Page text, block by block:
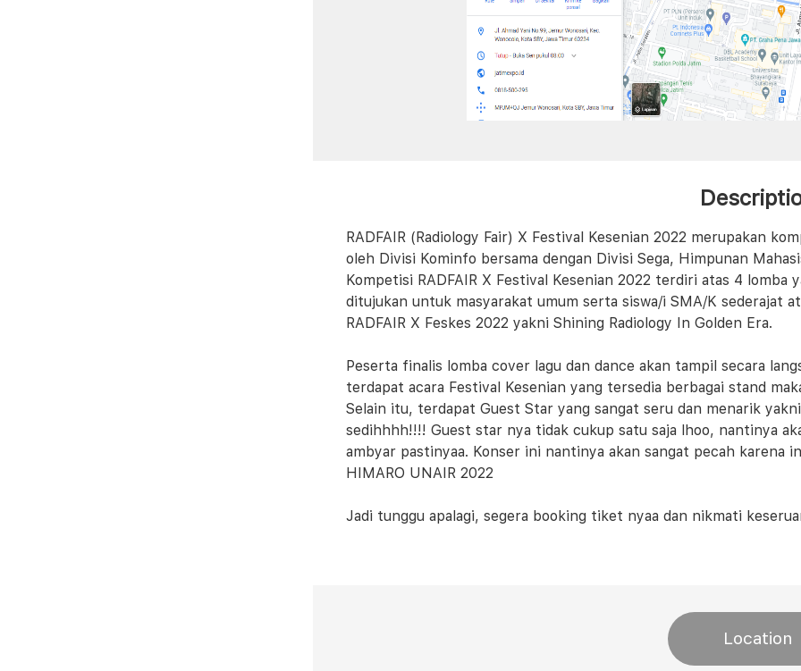
RADFAIR (Radiology Fair) X Festival Kesenian 2022 merupakan
oleh Divisi Kominfo bersama dengan Divisi Sega, Himpunan
Kompetisi RADFAIR X Festival Kesenian 2022 terdiri atas 4 lomba
ditujukan untuk masyarakat umum serta siswa/i SMA/K sederajat
RADFAIR X Feskes 2022 yakni Shining Radiology In Golden Era.
Peserta finalis lomba cover lagu dan dance akan tampil secara
terdapat acara Festival Kesenian yang tersedia berbagai stand
Selain itu, terdapat Guest Star yang sangat seru dan menarik
sedihhhh!!!! Guest star nya tidak cukup satu saja lhoo, nantinya
ambyar pastinyaa. Konser ini nantinya akan sangat pecah karena
HIMARO UNAIR 2022
Jadi tunggu apalagi, segera booking tiket nyaa dan nikmati
Location